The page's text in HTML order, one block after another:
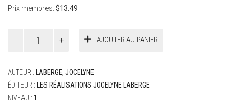
Prix membres: $13.49
-
Le
Solfège
AJOUTER AU PANIER
AUTEUR :
LABERGE, JOCELYNE
ÉDITEUR :
LES RÉALISATIONS JOCELYNE LABERGE
NIVEAU : 1